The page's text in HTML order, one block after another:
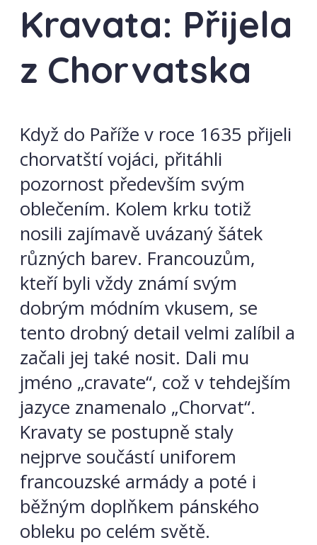
Kravata: Přijela
z Chorvatska
Když do Paříže v roce 1635 přijeli
chorvatští vojáci, přitáhli
pozornost především svým
oblečením. Kolem krku totiž
nosili zajímavě uvázaný šátek
různých barev. Francouzům,
kteří byli vždy známí svým
dobrým módním vkusem, se
tento drobný detail velmi zalíbil a
začali jej také nosit. Dali mu
jméno „cravate“, což v tehdejším
jazyce znamenalo „Chorvat“.
Kravaty se postupně staly
nejprve součástí uniforem
francouzské armády a poté i
běžným doplňkem pánského
obleku po celém světě.